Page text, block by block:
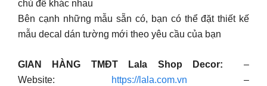
chủ đề khác nhau
Bên cạnh những mẫu sẵn có, bạn có thể đặt thiết kế
mẫu decal dán tường mới theo yêu cầu của bạn
GIAN HÀNG TMĐT Lala Shop Decor:
–
Website:
https://lala.com.vn –